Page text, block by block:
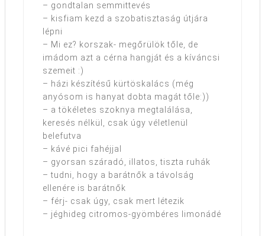
– gondtalan semmittevés
– kisfiam kezd a szobatisztaság útjára
lépni
– Mi ez? korszak- megőrülök tőle, de
imádom azt a cérna hangját és a kíváncsi
szemeit :)
– házi készítésű kürtöskalács (még
anyósom is hanyat dobta magát tőle:))
– a tökéletes szoknya megtalálása,
keresés nélkül, csak úgy véletlenül
belefutva
– kávé pici fahéjjal
– gyorsan száradó, illatos, tiszta ruhák
– tudni, hogy a barátnők a távolság
ellenére is barátnők
– férj- csak úgy, csak mert létezik
– jéghideg citromos-gyömbéres limonádé